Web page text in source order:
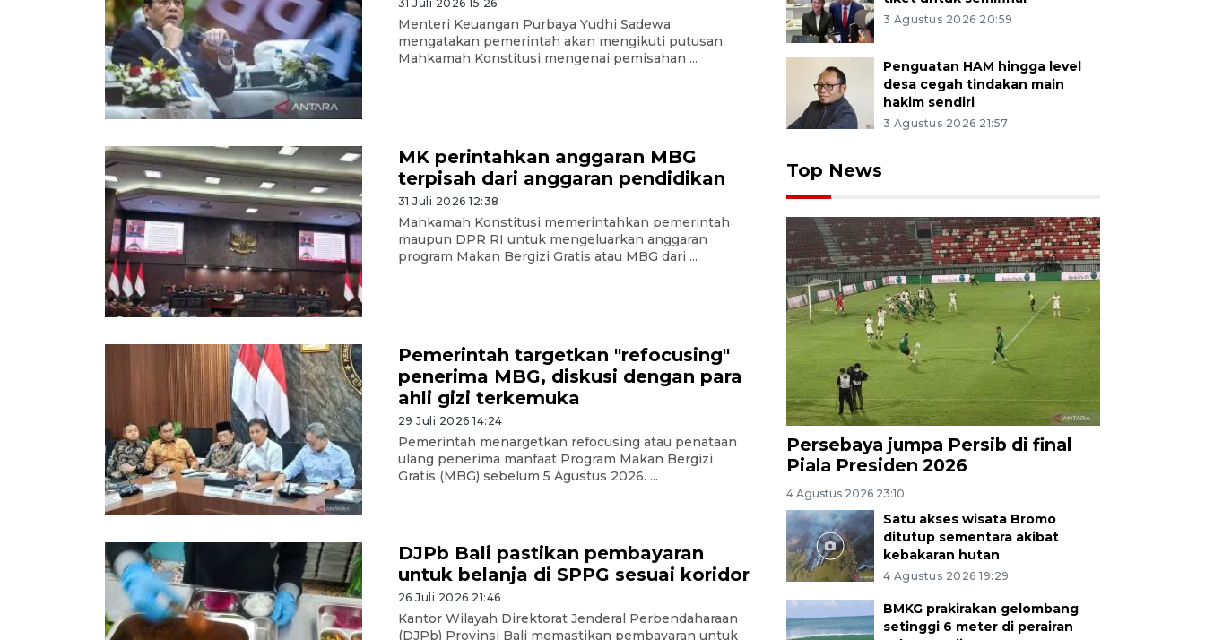
31 Juli 2026 15:26
Menteri Keuangan Purbaya Yudhi Sadewa
mengatakan pemerintah akan mengikuti putusan
Mahkamah Konstitusi mengenai pemisahan ...
MK perintahkan anggaran MBG
terpisah dari anggaran pendidikan
31 Juli 2026 12:38
Mahkamah Konstitusi memerintahkan pemerintah
maupun DPR RI untuk mengeluarkan anggaran
program Makan Bergizi Gratis atau MBG dari ...
Pemerintah targetkan "refocusing"
penerima MBG, diskusi dengan para
ahli gizi terkemuka
29 Juli 2026 14:24
Pemerintah menargetkan refocusing atau penataan
ulang penerima manfaat Program Makan Bergizi
Gratis (MBG) sebelum 5 Agustus 2026. ...
DJPb Bali pastikan pembayaran
untuk belanja di SPPG sesuai koridor
26 Juli 2026 21:46
Kantor Wilayah Direktorat Jenderal Perbendaharaan
(DJPb) Provinsi Bali memastikan pembayaran untuk
3 Agustus 2026 20:59
Penguatan HAM hingga level
desa cegah tindakan main
hakim sendiri
3 Agustus 2026 21:57
Top News
Persebaya jumpa Persib di final
Piala Presiden 2026
4 Agustus 2026 23:10
Satu akses wisata Bromo
ditutup sementara akibat
kebakaran hutan
4 Agustus 2026 19:29
BMKG prakirakan gelombang
setinggi 6 meter di perairan